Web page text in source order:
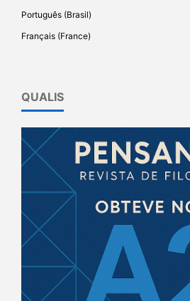
Português (Brasil)
Français (France)
QUALIS